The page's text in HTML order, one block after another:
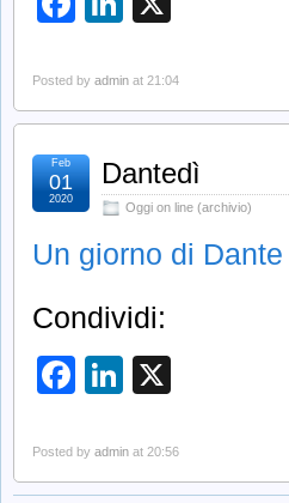
Posted by admin at 21:04
Dantedì
Oggi on line (archivio)
Feb
01
2020
Un giorno di
Condividi:
Facebook
LinkedIn
Posted by admin at 20:56